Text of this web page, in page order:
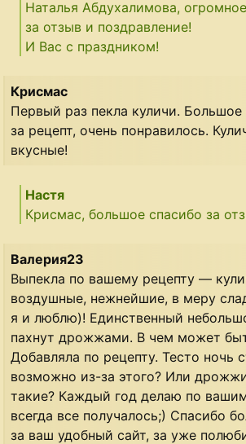
Наталья Абдухалимова,
за отзыв и поздравление!
И Вас с праздником!
Крисмас
Первый раз пекла куличи. Большое
за рецепт, очень понравилось.
вкусные!
Настя
Крисмас, большое спасибо за
Валерия23
Выпекла по вашему рецепту —
воздушные, нежнейшие, в меру
я и люблю)! Единственный
пахнут дрожжами. В чем может
Добавляла по рецепту. Тесто ночь
возможно из-за этого? Или
такие? Каждый год делаю по
всегда все получалось;) Спасибо
за ваш удобный сайт, за уже